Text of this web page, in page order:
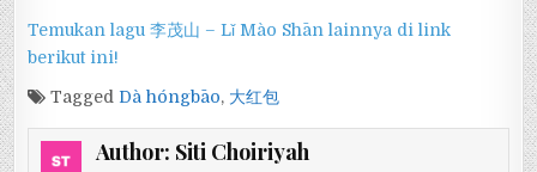
Temukan lagu 李茂山 – Lǐ Mào Shān lainnya di link
berikut ini!
Tagged Dà hóngbāo, 大红包
Author: Siti Choiriyah